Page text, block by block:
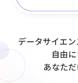
データサイエ
自由
あなただ